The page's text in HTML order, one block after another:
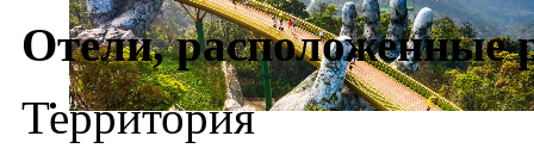
Отели, расположенные
Территория